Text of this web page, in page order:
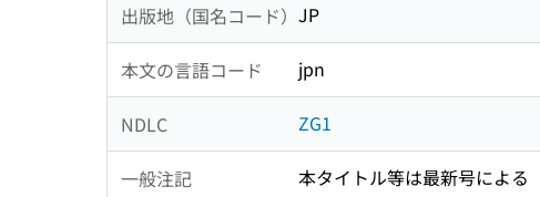
出版地（国名コード） JP
本文の言語コード jpn
NDLC ZG1
一般注記
本タイトル等は最新号による